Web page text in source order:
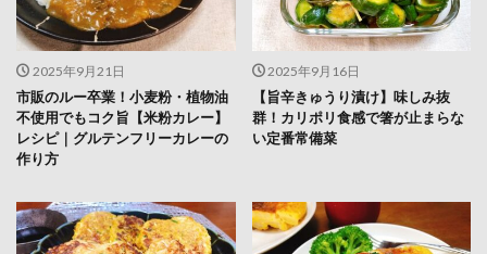
2025年9月21日
市販のルー卒業！小麦粉・植物油
不使用でもコク旨【米粉カレー】
レシピ｜グルテンフリーカレーの
作り方
2025年9月16日
【旨辛きゅうり漬け】味しみ抜
群！カリポリ食感で箸が止まらな
い定番常備菜